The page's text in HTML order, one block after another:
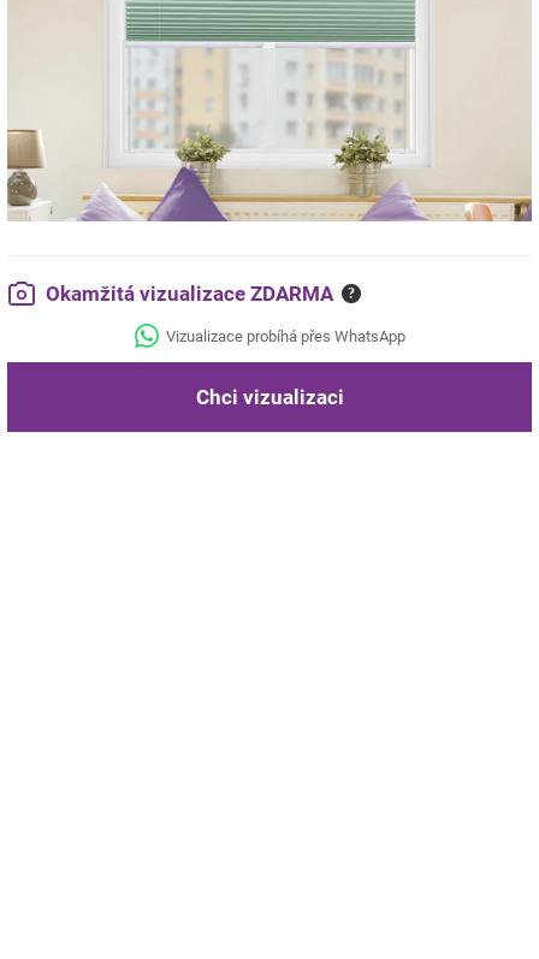
Okamžitá vizualizace ZDARMA ?
Vizualizace probíhá přes WhatsApp
Chci vizualizaci